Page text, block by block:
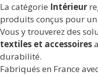
La catégorie Intérieur
produits conçus pour
Vous y trouverez des
textiles et accessoires
durabilité.
Fabriqués en France